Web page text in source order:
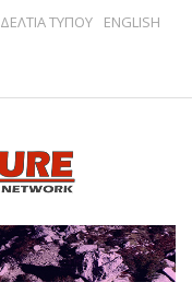
ΔΕΛΤΙΑ ΤΥΠΟΥ ENGLISH